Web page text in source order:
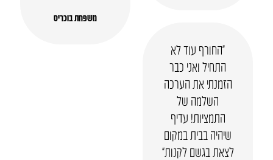
משפחת בוכריס
“החורף עוד לא
התחיל ואני כבר
הזמנתי את הערכה
השלמה של
התמציות! עדיף
שיהיה בבית במקום
לצאת בגשם לקנות”